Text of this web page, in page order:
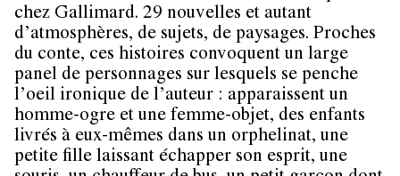
chez Gallimard. 29 nouvelles et autant
d’atmosphères, de sujets, de paysages. Proches
du conte, ces histoires convoquent un large
panel de personnages sur lesquels se penche
l’oeil ironique de l’auteur : apparaissent un
homme-ogre et une femme-objet, des enfants
livrés à eux-mêmes dans un orphelinat, une
petite fille laissant échapper son esprit, une